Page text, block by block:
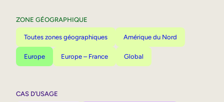
ZONE GÉOGRAPHIQUE
Toutes zones géographiques Amérique du Nord
Europe Europe – France Global
CAS D’USAGE